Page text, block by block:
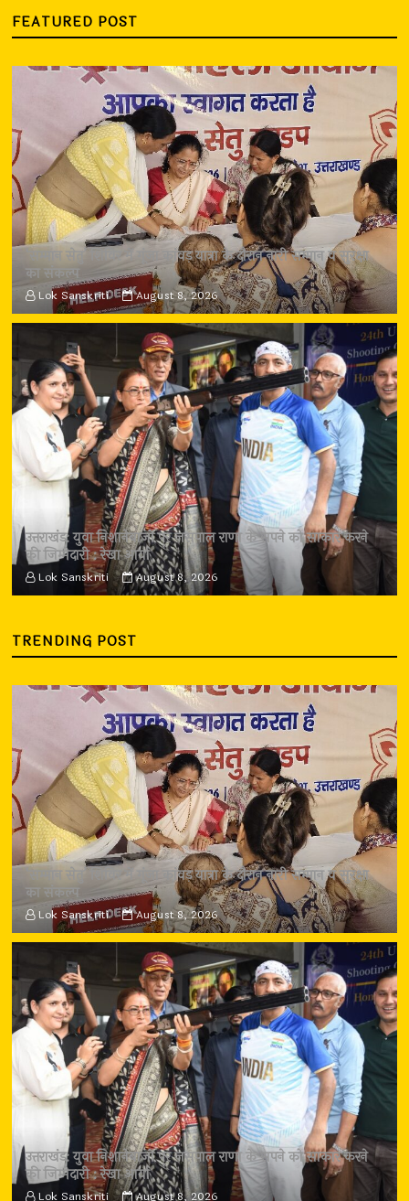
FEATURED POST
‘सम्मान सेतु’ शिविर में गूंजा कांवड़ यात्रा के दौरान नारी सम्मान व सुरक्षा
का संकल्प
Lok Sanskriti August 8, 2026
उत्तराखंड: युवा निशानेबाजों पर जसपाल राणा के सपने को साकार करने
की जिम्मेदारी : रेखा आर्या
Lok Sanskriti August 8, 2026
TRENDING POST
‘सम्मान सेतु’ शिविर में गूंजा कांवड़ यात्रा के दौरान नारी सम्मान व सुरक्षा
का संकल्प
Lok Sanskriti August 8, 2026
उत्तराखंड: युवा निशानेबाजों पर जसपाल राणा के सपने को साकार करने
की जिम्मेदारी : रेखा आर्या
Lok Sanskriti August 8, 2026